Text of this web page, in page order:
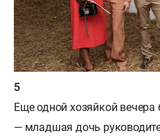
Еще одной хозяйкой вечера
— младшая дочь